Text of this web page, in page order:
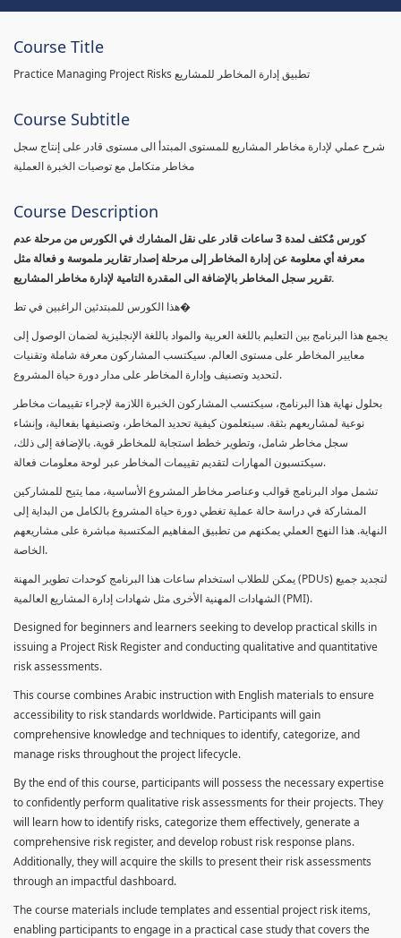
Course Title
Practice Managing Project Risks تطبيق إدارة المخاطر للمشاريع
Course Subtitle
شرح عملي لإدارة مخاطر المشاريع للمستوى المبتدأ الى مستوى قادر على إنتاج سجل
مخاطر متكامل مع توصيات الخبرة العملية
Course Description
كورس مٌكثف لمدة 3 ساعات قادر على نقل المشارك في الكورس من مرحلة عدم
معرفة أي معلومة عن إدارة المخاطر إلى مرحلة إصدار تقارير ملموسة و فعالة مثل
تقرير سجل المخاطر بالإضافة الى المقدرة التامية لإدارة مخاطر المشاريع.
هذا الكورس للمبتدئين الراغبين في تط�
يجمع هذا البرنامج بين التعليم باللغة العربية والمواد باللغة الإنجليزية لضمان الوصول إلى
معايير المخاطر على مستوى العالم. سيكتسب المشاركون معرفة شاملة وتقنيات
لتحديد وتصنيف وإدارة المخاطر على مدار دورة حياة المشروع.
بحلول نهاية هذا البرنامج، سيكتسب المشاركون الخبرة اللازمة لإجراء تقييمات مخاطر
نوعية لمشاريعهم بثقة. سيتعلمون كيفية تحديد المخاطر، وتصنيفها بفعالية، وإنشاء
سجل مخاطر شامل، وتطوير خطط استجابة للمخاطر قوية. بالإضافة إلى ذلك،
سيكتسبون المهارات لتقديم تقييمات المخاطر عبر لوحة معلومات فعالة.
تشمل مواد البرنامج قوالب وعناصر مخاطر المشروع الأساسية، مما يتيح للمشاركين
المشاركة في دراسة حالة عملية تغطي دورة حياة المشروع بالكامل من البداية إلى
النهاية. هذا النهج العملي يمكنهم من تطبيق المفاهيم المكتسبة مباشرة على مشاريعهم
الخاصة.
يمكن للطلاب استخدام ساعات هذا البرنامج كوحدات تطوير المهنة (PDUs) لتجديد جميع
الشهادات المهنية الأخرى مثل شهادات إدارة المشاريع العالمية (PMI).
Designed for beginners and learners seeking to develop practical skills in
issuing a Project Risk Register and conducting qualitative and quantitative
risk assessments.
This course combines Arabic instruction with English materials to ensure
accessibility to risk standards worldwide. Participants will gain
comprehensive knowledge and techniques to identify, categorize, and
manage risks throughout the project lifecycle.
By the end of this course, participants will possess the necessary expertise
to confidently perform qualitative risk assessments for their projects. They
will learn how to identify risks, categorize them effectively, generate a
comprehensive risk register, and develop robust risk response plans.
Additionally, they will acquire the skills to present their risk assessments
through an impactful dashboard.
The course materials include templates and essential project risk items,
enabling participants to engage in a practical case study that covers the